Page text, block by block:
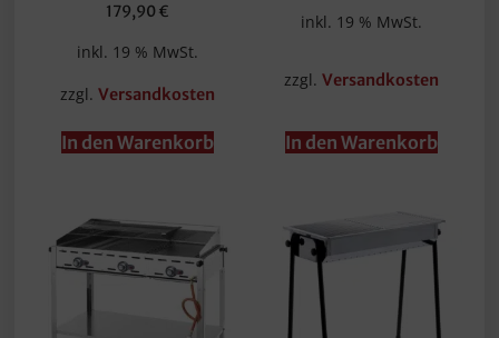
179,90 €
inkl. 19 % MwSt.
zzgl.Versandkosten
In den Warenkorb
inkl. 19 % MwSt.
zzgl. Versandkosten
In den Warenkorb